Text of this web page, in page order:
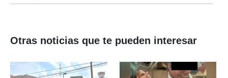
Otras noticias que te pueden interesar